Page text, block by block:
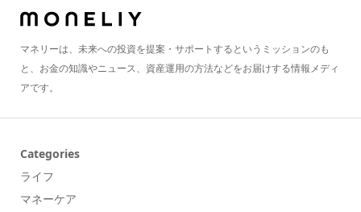
マネリーは、未来への投資を提案・サポートするというミッションのも
と、お金の知識やニュース、資産運用の方法などをお届けする情報メディ
アです。
Categories
ライフ
マネーケア